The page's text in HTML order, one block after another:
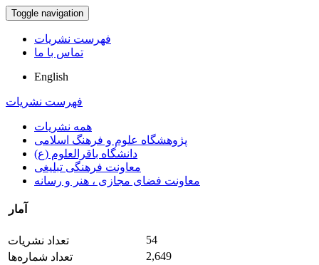
Toggle navigation
فهرست نشریات
تماس با ما
English
فهرست نشریات
همه نشریات
پژوهشگاه علوم و فرهنگ اسلامی
دانشگاه باقرالعلوم (ع)
معاونت فرهنگی تبلیغی
معاونت فضای مجازی ، هنر و رسانه
آمار
تعداد نشریات
54
تعداد شماره‌ها
2,649